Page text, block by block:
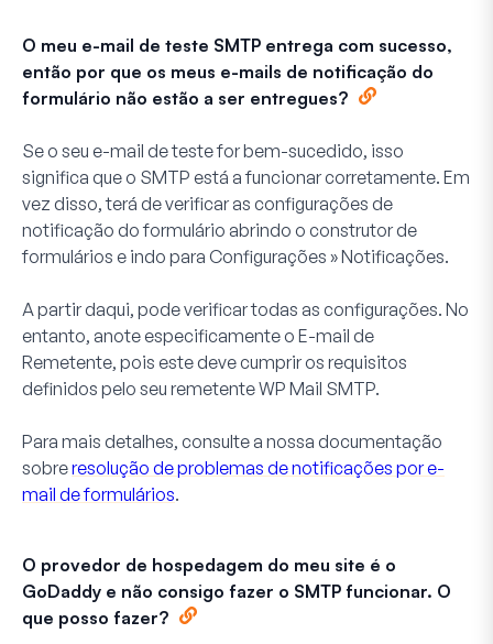
O meu e-mail de teste SMTP entrega com sucesso,
então por que os meus e-mails de notificação do
formulário não estão a ser entregues?
Se o seu e-mail de teste for bem-sucedido, isso
significa que o SMTP está a funcionar corretamente. Em
vez disso, terá de verificar as configurações de
notificação do formulário abrindo o construtor de
formulários e indo para Configurações »Notificações.
A partir daqui, pode verificar todas as configurações. No
entanto, anote especificamente o E-mail de
Remetente, pois este deve cumprir os requisitos
definidos pelo seu remetente WP Mail SMTP.
Para mais detalhes, consulte a nossa documentação
sobreresolução de problemas de notificações por e-
mail de formulários.
O provedor de hospedagem do meu site é o
GoDaddy e não consigo fazer o SMTP funcionar. O
que posso fazer?